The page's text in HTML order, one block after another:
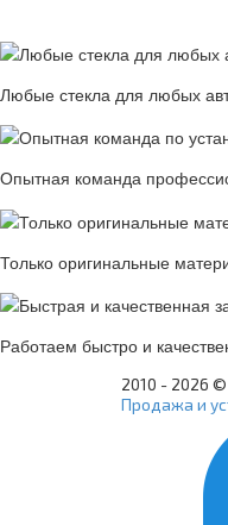
Любые стекла для любых
Опытная команда
Только оригинальные
Работаем быстро и
2010 - 2026
Продажа и